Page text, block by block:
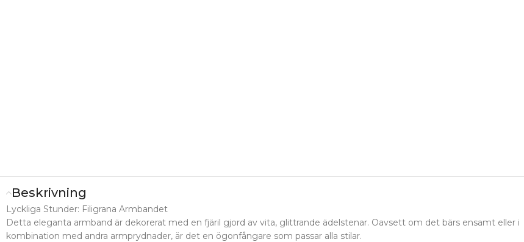
Beskrivning
Lyckliga Stunder: Filigrana Armbandet
Detta eleganta armband är dekorerat med en fjäril gjord av vita, glittrande ädelstenar. Oavsett om det bärs ensamt eller i
kombination med andra armprydnader, är det en ögonfångare som passar alla stilar.